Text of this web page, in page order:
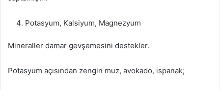
Potasyum, Kalsiyum, Magnezyum
Mineraller damar gevşemesini destekler.
Potasyum açısından zengin muz, avokado, ıspanak;